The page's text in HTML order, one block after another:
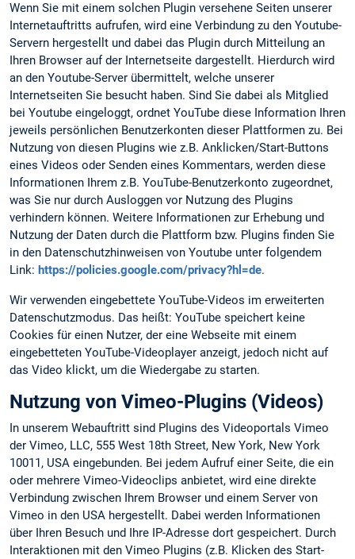
Wenn Sie mit einem solchen Plugin versehene Seiten unserer
Internetauftritts aufrufen, wird eine Verbindung zu den Youtube-
Servern hergestellt und dabei das Plugin durch Mitteilung an
Ihren Browser auf der Internetseite dargestellt. Hierdurch wird
an den Youtube-Server übermittelt, welche unserer
Internetseiten Sie besucht haben. Sind Sie dabei als Mitglied
bei Youtube eingeloggt, ordnet YouTube diese Information Ihren
jeweils persönlichen Benutzerkonten dieser Plattformen zu. Bei
Nutzung von diesen Plugins wie z.B. Anklicken/Start-Buttons
eines Videos oder Senden eines Kommentars, werden diese
Informationen Ihrem z.B. YouTube-Benutzerkonto zugeordnet,
was Sie nur durch Ausloggen vor Nutzung des Plugins
verhindern können. Weitere Informationen zur Erhebung und
Nutzung der Daten durch die Plattform bzw. Plugins finden Sie
in den Datenschutzhinweisen von Youtube unter folgendem
Link: https://policies.google.com/privacy?hl=de.
Wir verwenden eingebettete YouTube-Videos im erweiterten
Datenschutzmodus. Das heißt: YouTube speichert keine
Cookies für einen Nutzer, der eine Webseite mit einem
eingebetteten YouTube-Videoplayer anzeigt, jedoch nicht auf
das Video klickt, um die Wiedergabe zu starten.
Nutzung von Vimeo-Plugins (Videos)
In unserem Webauftritt sind Plugins des Videoportals Vimeo
der Vimeo, LLC, 555 West 18th Street, New York, New York
10011, USA eingebunden. Bei jedem Aufruf einer Seite, die ein
oder mehrere Vimeo-Videoclips anbietet, wird eine direkte
Verbindung zwischen Ihrem Browser und einem Server von
Vimeo in den USA hergestellt. Dabei werden Informationen
über Ihren Besuch und Ihre IP-Adresse dort gespeichert. Durch
Interaktionen mit den Vimeo Plugins (z.B. Klicken des Start-